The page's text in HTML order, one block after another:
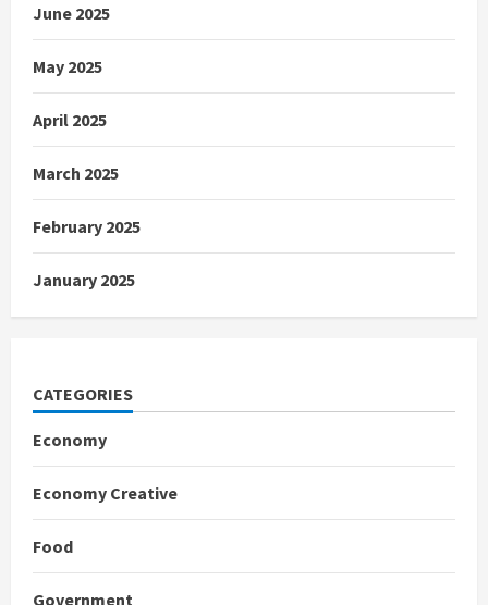
June 2025
May 2025
April 2025
March 2025
February 2025
January 2025
CATEGORIES
Economy
Economy Creative
Food
Government